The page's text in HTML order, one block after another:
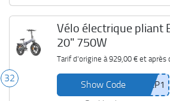
32
Vélo électrique pliant
20" 750W
Tarif d'origine à929,00 €et après
Show Code